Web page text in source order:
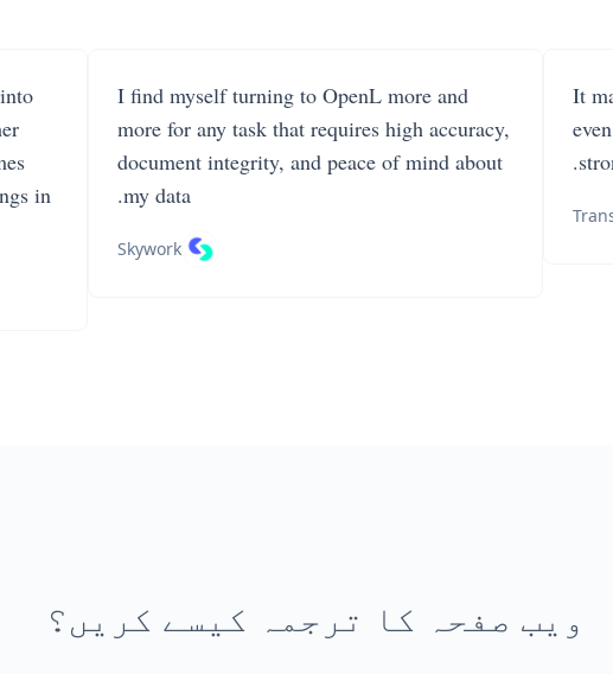
It
I find myself turning to OpenL more and
more for any task that requires high accuracy,
document integrity, and peace of mind about
my data.
Skywork
in
ویب صفحہ کا ترجمہ کیسے کریں؟